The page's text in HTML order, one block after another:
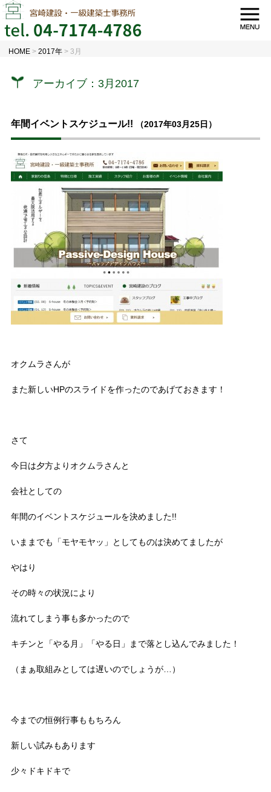
HOME >2017年 > 3月
アーカイブ：3月2017
年間イベントスケジュール!! （2017年03月25日）
オクムラさんが
また新しいHPのスライドを作ったのであげておきます！
さて
今日は夕方よりオクムラさんと
会社としての
年間のイベントスケジュールを決めました!!
いままでも「モヤモヤッ」としてものは決めてましたが
やはり
その時々の状況により
流れてしまう事も多かったので
キチンと「やる月」「やる日」まで落とし込んでみました！
（まぁ取組みとしては遅いのでしょうが…）
今までの恒例行事ももちろん
新しい試みもあります
少々ドキドキで